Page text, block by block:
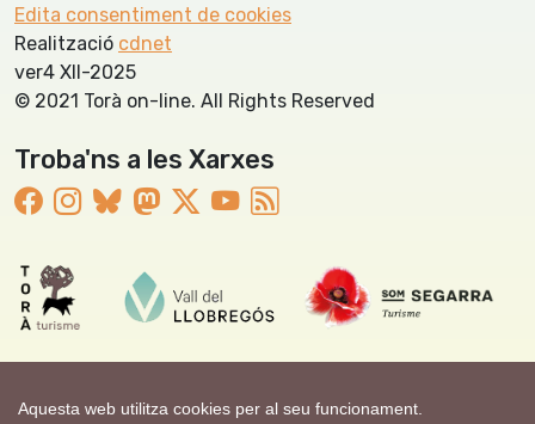
Aquesta web utilitza cookies per al seu funcionament.
Edita consentiment de cookies
Realització cdnet
ver4 XII-2025
© 2021 Torà on-line. All Rights Reserved
Troba'ns a les Xarxes